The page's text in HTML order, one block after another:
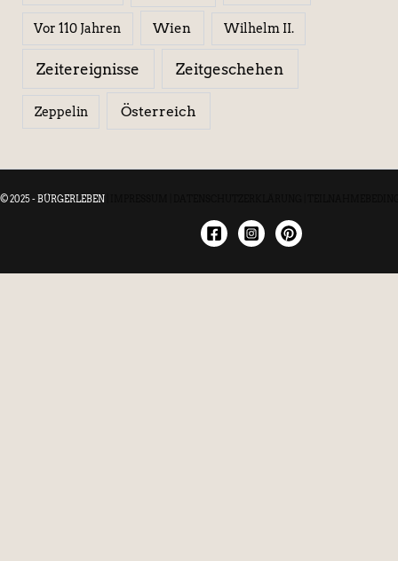
Vor 110 Jahren Wien Wilhelm II.
Zeitereignisse Zeitgeschehen
Zeppelin Österreich
© 2025 - BÜRGERLEBEN